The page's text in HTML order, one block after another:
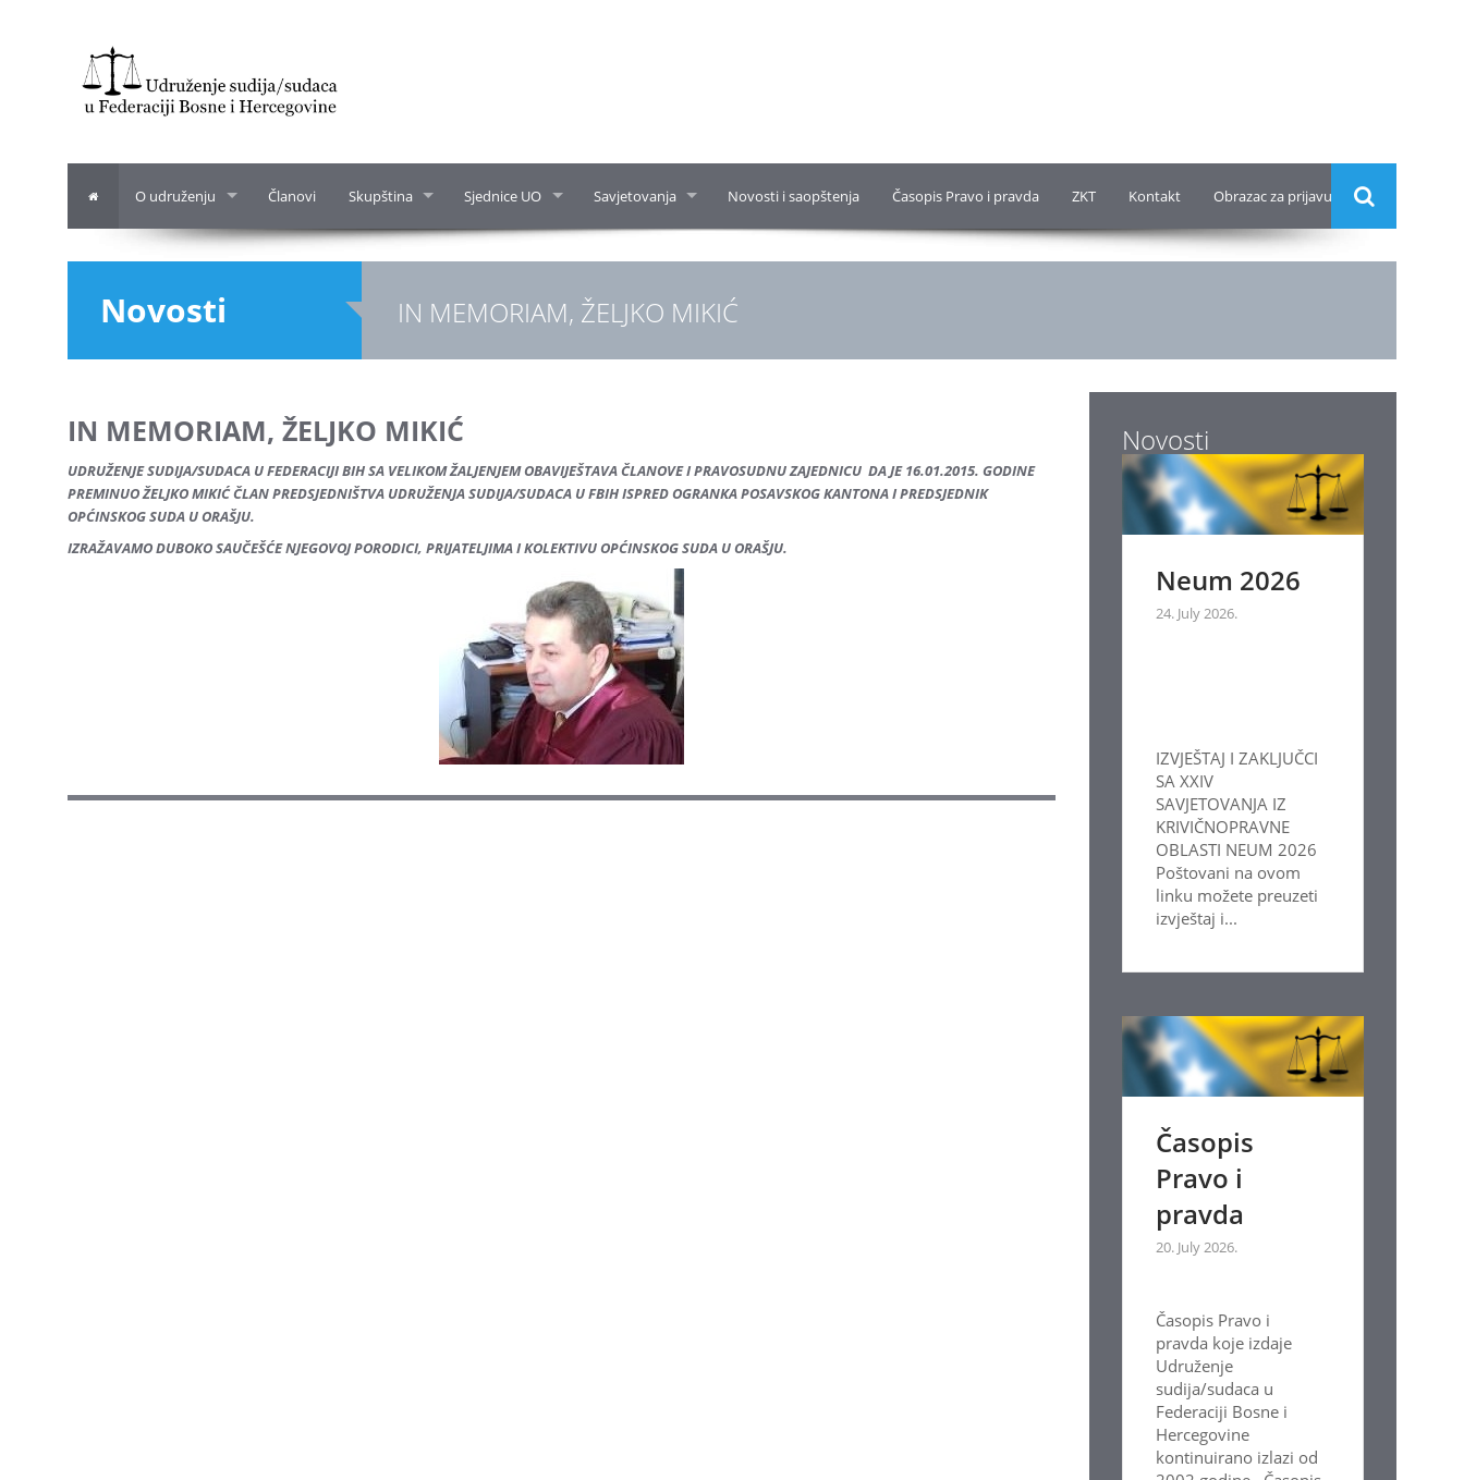
O udruženju Članovi Skupština Sjednice UO Savjetovanja Novosti i saopštenja Časopis Pravo i pravda ZKT Kontakt Obrazac za prijavu
Novosti IN MEMORIAM, ŽELJKO MIKIĆ
IN MEMORIAM, ŽELJKO MIKIĆ
UDRUŽENJE SUDIJA/SUDACA U FEDERACIJI BIH SA VELIKOM ŽALJENJEM OBAVIJEŠTAVA ČLANOVE I PRAVOSUDNU ZAJEDNICU DA JE 16.01.2015. GODINE
PREMINUO ŽELJKO MIKIĆ ČLAN PREDSJEDNIŠTVA UDRUŽENJA SUDIJA/SUDACA U FBIH ISPRED OGRANKA POSAVSKOG KANTONA I PREDSJEDNIK
OPĆINSKOG SUDA U ORAŠJU.
IZRAŽAVAMO DUBOKO SAUČEŠĆE NJEGOVOJ PORODICI, PRIJATELJIMA I KOLEKTIVU OPĆINSKOG SUDA U ORAŠJU.
Novosti
Neum 2026
24. July 2026.
IZVJEŠTAJ I ZAKLJUČCI
SA XXIV
SAVJETOVANJA IZ
KRIVIČNOPRAVNE
OBLASTI NEUM 2026
Poštovani na ovom
linku možete preuzeti
izvještaj i...
Časopis
Pravo i
pravda
20. July 2026.
Časopis Pravo i
pravda koje izdaje
Udruženje
sudija/sudaca u
Federaciji Bosne i
Hercegovine
kontinuirano izlazi od